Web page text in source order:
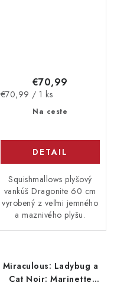
Na ceste
€70,99
Jednotková
€70,99 / 1 ks
DETAIL
Squishmallows plyšový
vankúš Dragonite 60 cm
vyrobený z veľmi jemného
a maznivého plyšu.
Miraculous: Ladybug a
Cat Noir: Marinette